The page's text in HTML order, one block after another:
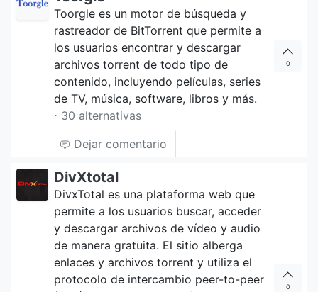
Toorgle es un motor de búsqueda y
rastreador de BitTorrent que permite a
los usuarios encontrar y descargar
archivos torrent de todo tipo de
contenido, incluyendo películas, series
de TV, música, software, libros y más.
⋅ 30 alternativas
0
Dejar comentario
DivXtotal
DivxTotal es una plataforma web que
permite a los usuarios buscar, acceder
y descargar archivos de vídeo y audio
de manera gratuita. El sitio alberga
enlaces y archivos torrent y utiliza el
protocolo de intercambio peer-to-peer
0